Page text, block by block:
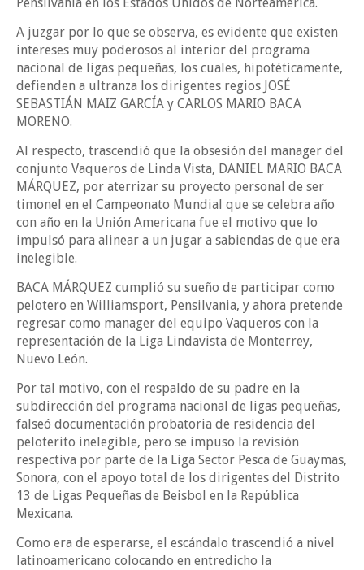
A juzgar por lo que se observa, es evidente que existen
intereses muy poderosos al interior del programa
nacional de ligas pequeñas, los cuales, hipotéticamente,
defienden a ultranza los dirigentes regios JOSÉ
SEBASTIÁN MAIZ GARCÍA y CARLOS MARIO BACA
MORENO.
Al respecto, trascendió que la obsesión del manager del
conjunto Vaqueros de Linda Vista, DANIEL MARIO BACA
MÁRQUEZ, por aterrizar su proyecto personal de ser
timonel en el Campeonato Mundial que se celebra año
con año en la Unión Americana fue el motivo que lo
impulsó para alinear a un jugar a sabiendas de que era
inelegible.
BACA MÁRQUEZ cumplió su sueño de participar como
pelotero en Williamsport, Pensilvania, y ahora pretende
regresar como manager del equipo Vaqueros con la
representación de la Liga Lindavista de Monterrey,
Nuevo León.
Por tal motivo, con el respaldo de su padre en la
subdirección del programa nacional de ligas pequeñas,
falseó documentación probatoria de residencia del
peloterito inelegible, pero se impuso la revisión
respectiva por parte de la Liga Sector Pesca de Guaymas,
Sonora, con el apoyo total de los dirigentes del Distrito
13 de Ligas Pequeñas de Beisbol en la República
Mexicana.
Como era de esperarse, el escándalo trascendió a nivel
latinoamericano colocando en entredicho la